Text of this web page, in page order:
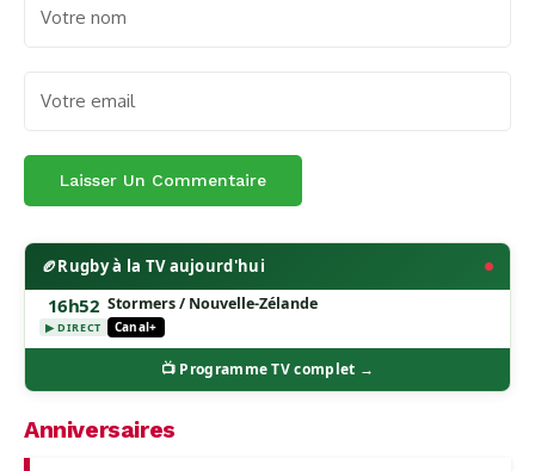
🏉Rugby à la TV aujourd'hui
16h52
▶ DIRECT
Stormers / Nouvelle-Zélande
Canal+
📺 Programme TV complet →
Anniversaires